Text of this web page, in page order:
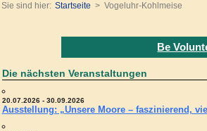
Sie sind hier: Startseite Vogeluhr-Kohlmeise
Be
Die nächsten Veranstaltungen
20.07.2026 - 30.09.2026
Ausstellung: „Unsere Moore – faszinierend,